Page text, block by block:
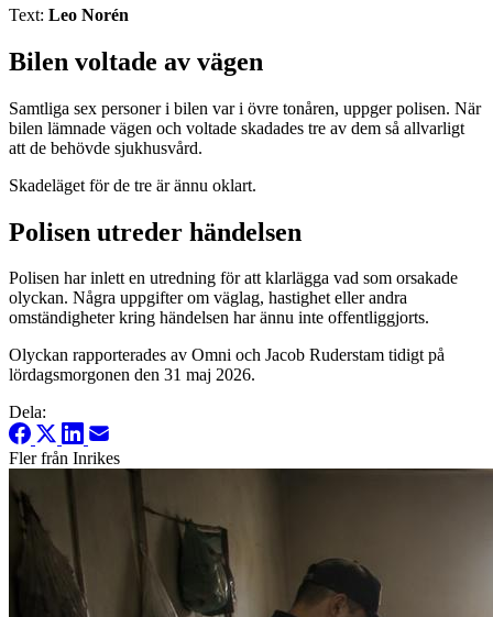
Text: Leo Norén
Bilen voltade av vägen
Samtliga sex personer i bilen var i övre tonåren, uppger polisen. När
bilen lämnade vägen och voltade skadades tre av dem så allvarligt
att de behövde sjukhusvård.
Skadeläget för de tre är ännu oklart.
Polisen utreder händelsen
Polisen har inlett en utredning för att klarlägga vad som orsakade
olyckan. Några uppgifter om väglag, hastighet eller andra
omständigheter kring händelsen har ännu inte offentliggjorts.
Olyckan rapporterades av Omni och Jacob Ruderstam tidigt på
lördagsmorgonen den 31 maj 2026.
Dela:
Fler från Inrikes